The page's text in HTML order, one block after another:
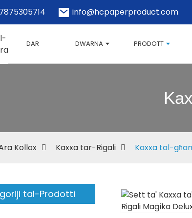
info@hcpaperproduct.com
DAR DWARNA PRODOTT
Kollox Kaxxa tar-Rigali Kaxxa tal-
tal-Prodotti